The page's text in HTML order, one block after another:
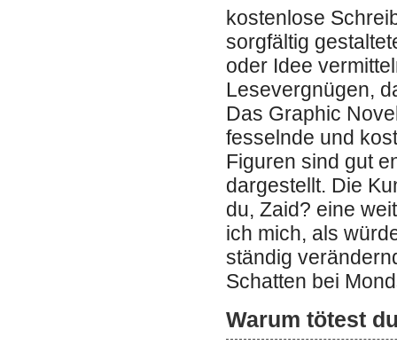
kostenlose
sorgfältig
oder Idee
Lesevergnügen,
Das Graphic
fesselnde und
Figuren sind gut
dargestellt. Die
du, Zaid? eine
ich mich, als
ständig
Schatten bei
Warum tötest